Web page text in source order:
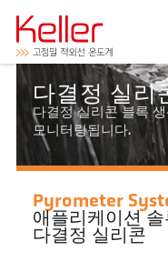
다결정 실리
다결정 실리콘 블록
모니터링됩니다.
Pyrometer
애플리케이션 솔
다결정 실리콘